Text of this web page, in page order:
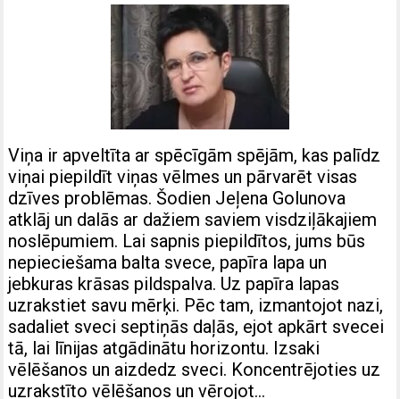
Viņa ir apveltīta ar spēcīgām spējām, kas palīdz
viņai piepildīt viņas vēlmes un pārvarēt visas
dzīves problēmas. Šodien Jeļena Golunova
atklāj un dalās ar dažiem saviem visdziļākajiem
noslēpumiem. Lai sapnis piepildītos, jums būs
nepieciešama balta svece, papīra lapa un
jebkuras krāsas pildspalva. Uz papīra lapas
uzrakstiet savu mērķi. Pēc tam, izmantojot nazi,
sadaliet sveci septiņās daļās, ejot apkārt svecei
tā, lai līnijas atgādinātu horizontu. Izsaki
vēlēšanos un aizdedz sveci. Koncentrējoties uz
uzrakstīto vēlēšanos un vērojot…